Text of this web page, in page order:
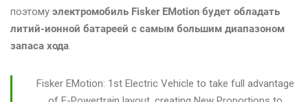
поэтому электромобиль Fisker EMotion будет обладать
литий-ионной батареей с самым большим диапазоном
запаса хода.
Fisker EMotion: 1st Electric Vehicle to take full advantage